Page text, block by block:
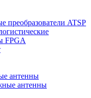
преобразователи ATSP
FPGA
антенны
антенны